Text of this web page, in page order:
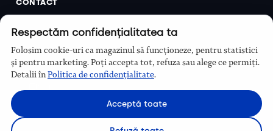
CONTACT
Sector 6, București, România
Program
Luni–Vineri, 9:00 – 16:00
Respectăm confidențialitatea ta
Folosim cookie-uri ca magazinul să funcționeze, pentru statistici
și pentru marketing. Poți accepta tot, refuza sau alege ce permiți.
Detalii înPolitica de confidențialitate.
Acceptă toate